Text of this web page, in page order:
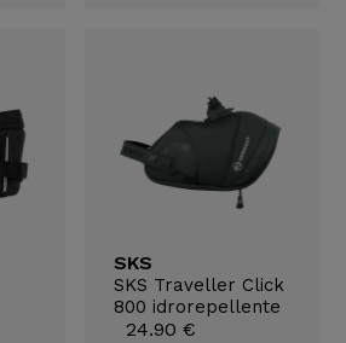
SKS
SKS Traveller Click
800 idrorepellente
24.90 €